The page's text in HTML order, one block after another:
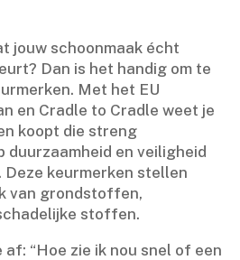
jouw schoonmaak écht
Dan is het handig om te
Met het EU
en Cradle to Cradle weet je
koopt die streng
duurzaamheid en veiligheid
Deze keurmerken stellen
van grondstoffen,
stoffen.​
“Hoe zie ik nou snel of een